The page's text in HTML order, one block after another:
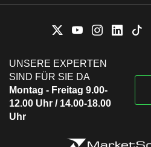
UNSERE EXPERTEN
SIND FÜR SIE DA
Montag - Freitag 9.00-
12.00 Uhr / 14.00-18.00
Uhr